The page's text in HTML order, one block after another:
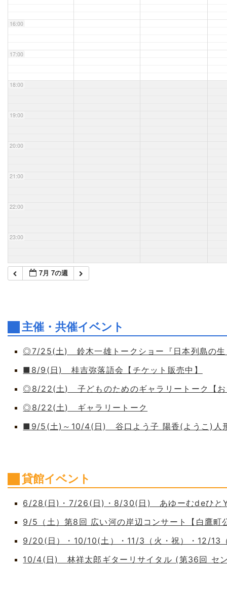
16:00
17:00
18:00
19:00
20:00
21:00
22:00
23:00
7月 7の週
主催・共催イベント
◎7/25(土) 鈴木一雄トークショー『日本列島の生
■8/9(日) 桂吉弥落語会【チケット販売中】
◎8/22(土) 子どものためのギャラリートーク【お
◎8/22(土) ギャラリートーク
■9/5(土)～10/4(日) 谷口よう子 陽香(ようこ)人
貸館イベント
6/28(日)・7/26(日)・8/30(日) あゆーむdeひと
9/5（土）第8回 広い河の岸辺コンサート【白鷹町
9/20(日）・10/10(土）・11/3（火・祝）・12/
10/4(日) 林祥太郎ギターリサイタル (第36回 セ